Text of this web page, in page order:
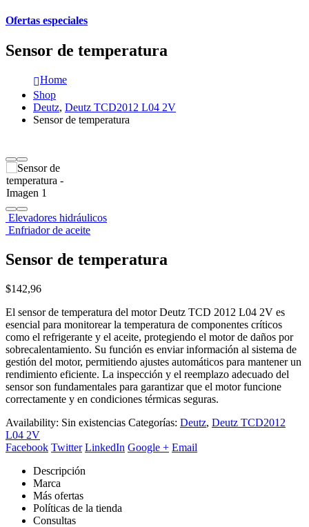
Ofertas especiales
Sensor de temperatura
Home
Shop
Deutz, Deutz TCD2012 L04 2V
Sensor de temperatura
Elevadores hidráulicos
Enfriador de aceite
Sensor de temperatura
$142,96
El sensor de temperatura del motor Deutz TCD 2012 L04 2V es
esencial para monitorear la temperatura de componentes críticos
como el refrigerante y el aceite, protegiendo el motor de daños por
sobrecalentamiento. Su función es enviar información al sistema de
gestión del motor, permitiendo ajustes automáticos para mantener un
rendimiento eficiente. La inspección y el reemplazo adecuado del
sensor son fundamentales para garantizar que el motor funcione
correctamente y en condiciones térmicas seguras.
Availability: Sin existencias Categorías: Deutz, Deutz TCD2012
L04 2V
Facebook Twitter LinkedIn Google + Email
Descripción
Marca
Más ofertas
Políticas de la tienda
Consultas